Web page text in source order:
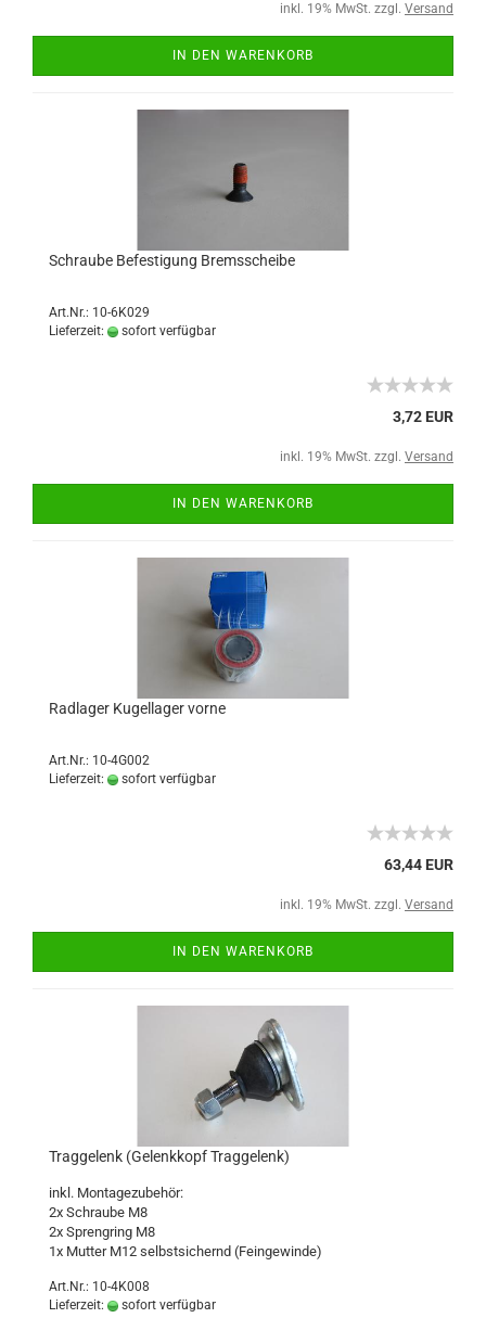
inkl. 19% MwSt. zzgl. Versand
IN DEN WARENKORB
Schraube Befestigung Bremsscheibe
Art.Nr.: 10-6K029
Lieferzeit:
sofort verfügbar
3,72 EUR
inkl. 19% MwSt. zzgl. Versand
IN DEN WARENKORB
Radlager Kugellager vorne
Art.Nr.: 10-4G002
Lieferzeit:
sofort verfügbar
63,44 EUR
inkl. 19% MwSt. zzgl. Versand
IN DEN WARENKORB
Traggelenk (Gelenkkopf Traggelenk)
inkl. Montagezubehör:
2x Schraube M8
2x Sprengring M8
1x Mutter M12 selbstsichernd (Feingewinde)
Art.Nr.: 10-4K008
Lieferzeit:
sofort verfügbar